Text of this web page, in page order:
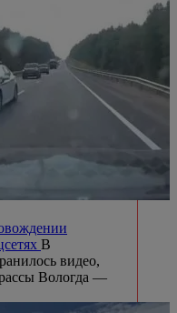
В
видео,
Вологда —